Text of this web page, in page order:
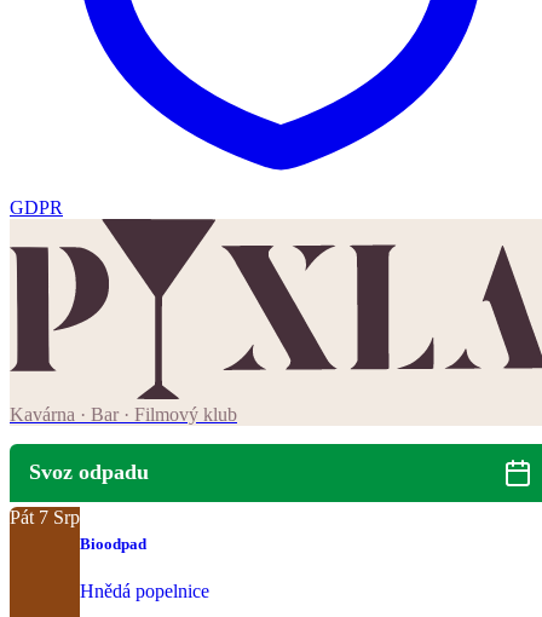
GDPR
Kavárna · Bar · Filmový klub
Svoz odpadu
Pát 7 Srp
Bioodpad
Hnědá popelnice